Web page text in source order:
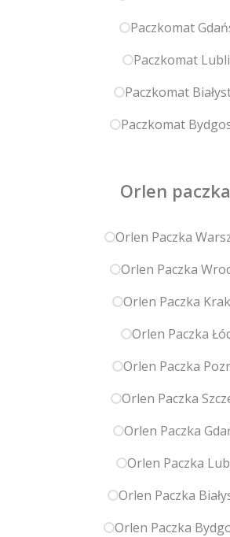
Paczkomat
Paczkomat
Paczkomat
Paczkomat
Orlen paczka
Orlen Paczka
Orlen Paczka
Orlen Paczka
Orlen Paczka
Orlen Paczka
Orlen Paczka
Orlen Paczka
Orlen Paczka
Orlen Paczka
Orlen Paczka